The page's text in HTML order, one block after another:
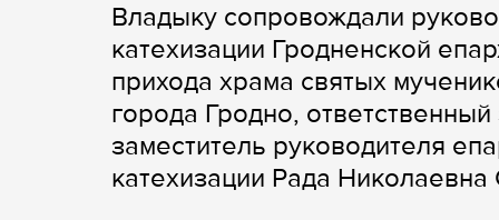
Владыку сопровождали
катехизации Гродненской
прихода храма святых
города Гродно,
заместитель руководителя
катехизации Рада Николаевна